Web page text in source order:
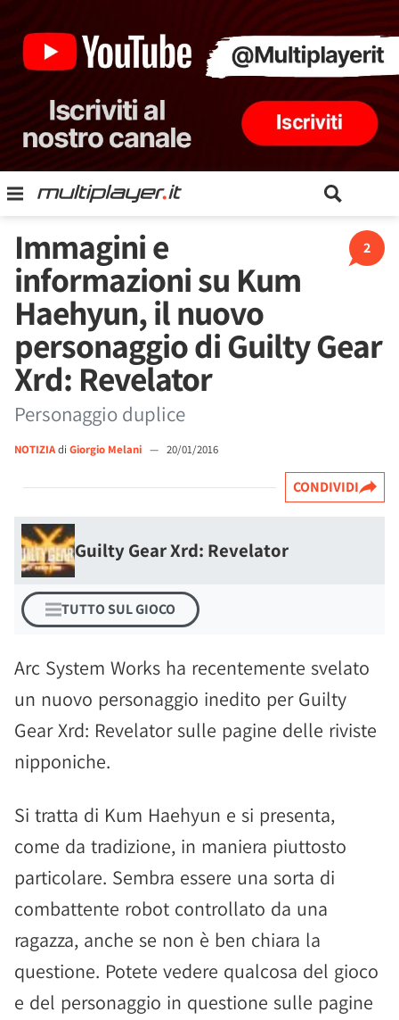
2
Immagini e
informazioni su Kum
Haehyun, il nuovo
personaggio di Guilty Gear
Xrd: Revelator
Personaggio duplice
NOTIZIAdi Giorgio Melani — 20/01/2016
CONDIVIDI
Guilty Gear Xrd: Revelator
TUTTO SUL GIOCO
Arc System Works ha recentemente svelato
un nuovo personaggio inedito per Guilty
Gear Xrd: Revelator sulle pagine delle riviste
nipponiche.
Si tratta di Kum Haehyun e si presenta,
come da tradizione, in maniera piuttosto
particolare. Sembra essere una sorta di
combattente robot controllato da una
ragazza, anche se non è ben chiara la
questione. Potete vedere qualcosa del gioco
e del personaggio in questione sulle pagine